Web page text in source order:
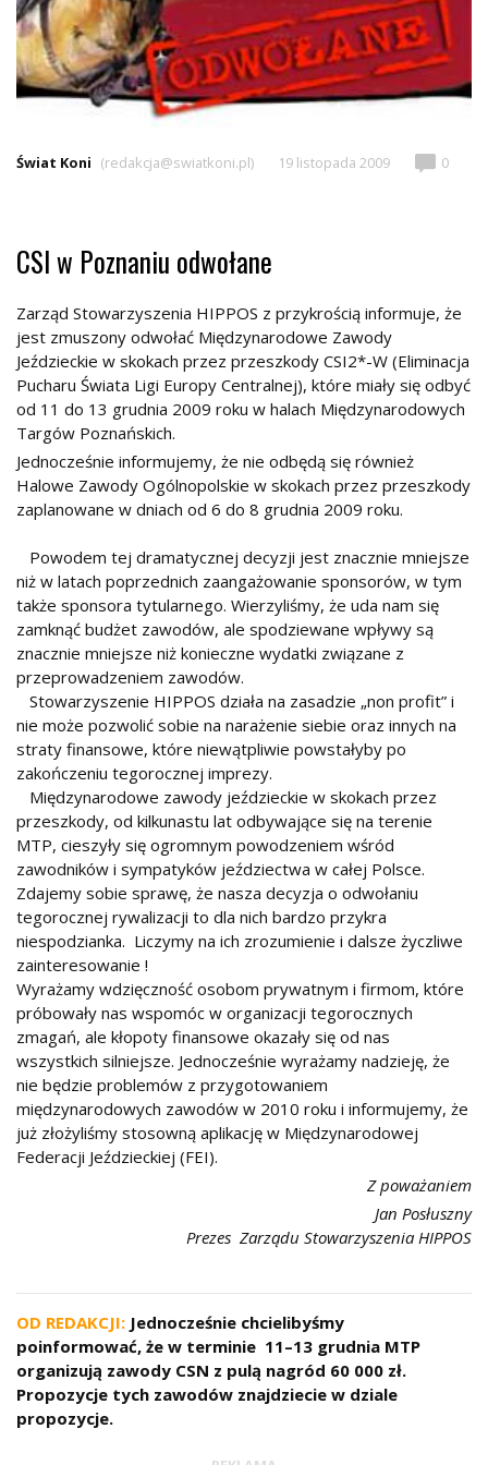
Świat Koni (redakcja@swiatkoni.pl) 19 listopada 2009 0
CSI w Poznaniu odwołane
Zarząd Stowarzyszenia HIPPOS z przykrością informuje, że
jest zmuszony odwołać Międzynarodowe Zawody
Jeździeckie w skokach przez przeszkody CSI2*-W (Eliminacja
Pucharu Świata Ligi Europy Centralnej), które miały się odbyć
od 11 do 13 grudnia 2009 roku w halach Międzynarodowych
Targów Poznańskich.
Jednocześnie informujemy, że nie odbędą się również
Halowe Zawody Ogólnopolskie w skokach przez przeszkody
zaplanowane w dniach od 6 do 8 grudnia 2009 roku.
Powodem tej dramatycznej decyzji jest znacznie mniejsze
niż w latach poprzednich zaangażowanie sponsorów, w tym
także sponsora tytularnego. Wierzyliśmy, że uda nam się
zamknąć budżet zawodów, ale spodziewane wpływy są
znacznie mniejsze niż konieczne wydatki związane z
przeprowadzeniem zawodów.
Stowarzyszenie HIPPOS działa na zasadzie „non profit” i
nie może pozwolić sobie na narażenie siebie oraz innych na
straty finansowe, które niewątpliwie powstałyby po
zakończeniu tegorocznej imprezy.
Międzynarodowe zawody jeździeckie w skokach przez
przeszkody, od kilkunastu lat odbywające się na terenie
MTP, cieszyły się ogromnym powodzeniem wśród
zawodników i sympatyków jeździectwa w całej Polsce.
Zdajemy sobie sprawę, że nasza decyzja o odwołaniu
tegorocznej rywalizacji to dla nich bardzo przykra
niespodzianka. Liczymy na ich zrozumienie i dalsze życzliwe
zainteresowanie !
Wyrażamy wdzięczność osobom prywatnym i firmom, które
próbowały nas wspomóc w organizacji tegorocznych
zmagań, ale kłopoty finansowe okazały się od nas
wszystkich silniejsze. Jednocześnie wyrażamy nadzieję, że
nie będzie problemów z przygotowaniem
międzynarodowych zawodów w 2010 roku i informujemy, że
już złożyliśmy stosowną aplikację w Międzynarodowej
Federacji Jeździeckiej (FEI).
Z poważaniem
Jan Posłuszny
Prezes Zarządu Stowarzyszenia HIPPOS
OD REDAKCJI: Jednocześnie chcielibyśmy
poinformować, że w terminie 11–13 grudnia MTP
organizują zawody CSN z pulą nagród 60 000 zł.
Propozycje tych zawodów znajdziecie w dziale
propozycje.